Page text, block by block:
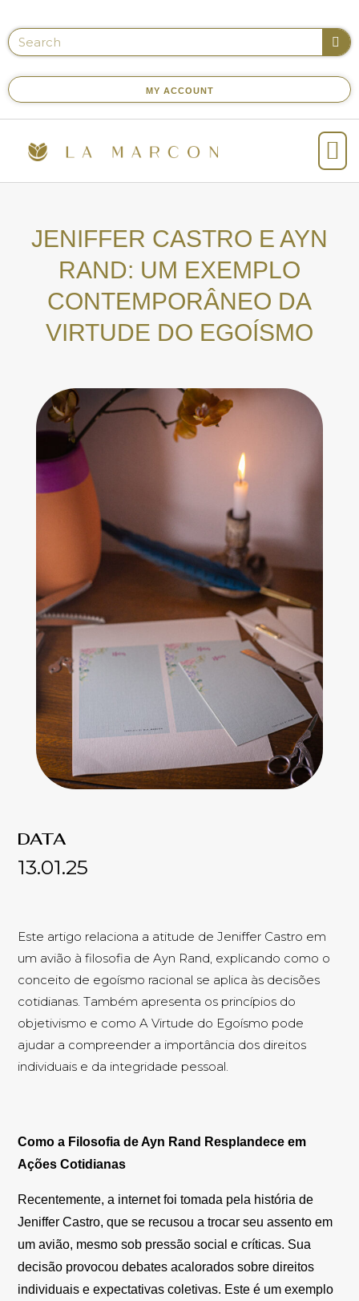
MY ACCOUNT
JENIFFER CASTRO E AYN
RAND: UM EXEMPLO
CONTEMPORÂNEO DA
VIRTUDE DO EGOÍSMO
DATA
13.01.25
Este artigo relaciona a atitude de Jeniffer Castro em
um avião à filosofia de Ayn Rand, explicando como o
conceito de egoísmo racional se aplica às decisões
cotidianas. Também apresenta os princípios do
objetivismo e como A Virtude do Egoísmo pode
ajudar a compreender a importância dos direitos
individuais e da integridade pessoal.
Como a Filosofia de Ayn Rand Resplandece em
Ações Cotidianas
Recentemente, a internet foi tomada pela história de
Jeniffer Castro, que se recusou a trocar seu assento em
um avião, mesmo sob pressão social e críticas. Sua
decisão provocou debates acalorados sobre direitos
individuais e expectativas coletivas. Este é um exemplo